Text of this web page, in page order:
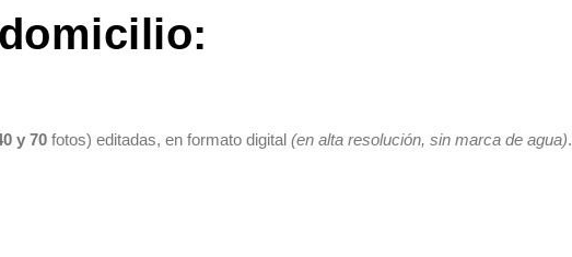
y 70 fotos) editadas, en formato digital (en alta resolución, sin marca de agua)